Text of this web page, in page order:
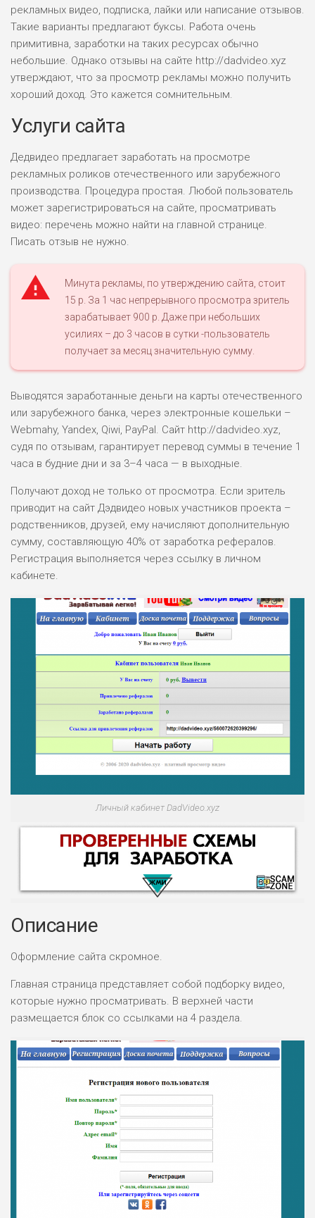
рекламных видео, подписка, лайки или написание отзывов.
Такие варианты предлагают буксы. Работа очень
примитивна, заработки на таких ресурсах обычно
небольшие. Однако отзывы на сайте http://dadvideo.xyz
утверждают, что за просмотр рекламы можно получить
хороший доход. Это кажется сомнительным.
Услуги сайта
Дедвидео предлагает заработать на просмотре
рекламных роликов отечественного или зарубежного
производства. Процедура простая. Любой пользователь
может зарегистрироваться на сайте, просматривать
видео: перечень можно найти на главной странице.
Писать отзыв не нужно.
Минута рекламы, по утверждению сайта, стоит
15 р. За 1 час непрерывного просмотра зритель
зарабатывает 900 р. Даже при небольших
усилиях – до 3 часов в сутки -пользователь
получает за месяц значительную сумму.
Выводятся заработанные деньги на карты отечественного
или зарубежного банка, через электронные кошельки –
Webmahy, Yandex, Qiwi, PayPal. Сайт http://dadvideo.xyz,
судя по отзывам, гарантирует перевод суммы в течение 1
часа в будние дни и за 3–4 часа — в выходные.
Получают доход не только от просмотра. Если зритель
приводит на сайт Дэдвидео новых участников проекта –
родственников, друзей, ему начисляют дополнительную
сумму, составляющую 40% от заработка рефералов.
Регистрация выполняется через ссылку в личном
кабинете.
Личный кабинет DadVideo.xyz
ПОДОЙДЕТ
РИСКИ: НИЗКИЕ
ДОХОД: ВЫСОКИЙ
БЮДЖЕТ: ВЫСОКИЙ
РИСКИ: СРЕДНИЕ
ОБЗОР
Описание
Оформление сайта скромное.
Главная страница представляет собой подборку видео,
которые нужно просматривать. В верхней части
размещается блок со ссылками на 4 раздела.